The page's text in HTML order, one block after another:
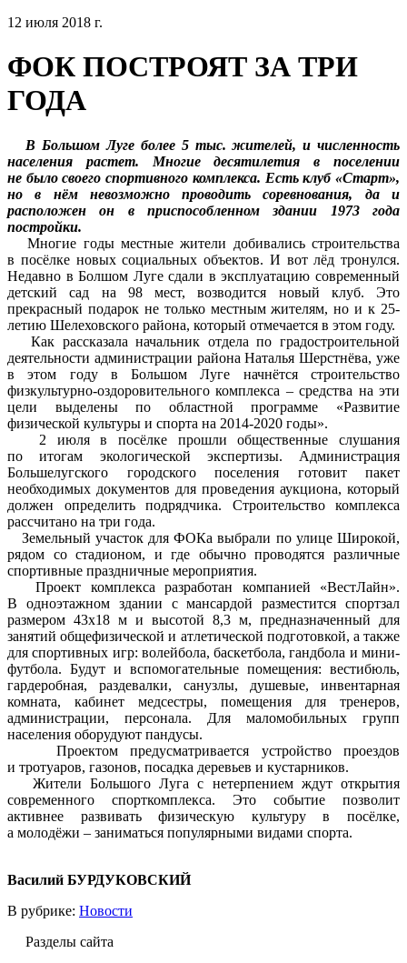
12 июля 2018 г.
ФОК ПОСТРОЯТ ЗА ТРИ
ГОДА
В Большом Луге более 5 тыс. жителей, и численность
населения растет. Многие десятилетия в поселении
не было своего спортивного комплекса. Есть клуб «Старт»,
но в нём невозможно проводить соревнования, да и
расположен он в приспособленном здании 1973 года
постройки.
Многие годы местные жители добивались строительства
в посёлке новых социальных объектов. И вот лёд тронулся.
Недавно в Болшом Луге сдали в эксплуатацию современный
детский сад на 98 мест, возводится новый клуб. Это
прекрасный подарок не только местным жителям, но и к 25-
летию Шелеховского района, который отмечается в этом году.
Как рассказала начальник отдела по градостроительной
деятельности администрации района Наталья Шерстнёва, уже
в этом году в Большом Луге начнётся строительство
физкультурно-оздоровительного комплекса – средства на эти
цели выделены по областной программе «Развитие
физической культуры и спорта на 2014-2020 годы».
2 июля в посёлке прошли общественные слушания
по итогам экологической экспертизы. Администрация
Большелугского городского поселения готовит пакет
необходимых документов для проведения аукциона, который
должен определить подрядчика. Строительство комплекса
рассчитано на три года.
Земельный участок для ФОКа выбрали по улице Широкой,
рядом со стадионом, и где обычно проводятся различные
спортивные праздничные мероприятия.
Проект комплекса разработан компанией «ВестЛайн».
В одноэтажном здании с мансардой разместится спортзал
размером 43x18 м и высотой 8,3 м, предназначенный для
занятий общефизической и атлетической подготовкой, а также
для спортивных игр: волейбола, баскетбола, гандбола и мини-
футбола. Будут и вспомогательные помещения: вестибюль,
гардеробная, раздевалки, санузлы, душевые, инвентарная
комната, кабинет медсестры, помещения для тренеров,
администрации, персонала. Для маломобильных групп
населения оборудуют пандусы.
Проектом предусматривается устройство проездов
и тротуаров, газонов, посадка деревьев и кустарников.
Жители Большого Луга с нетерпением ждут открытия
современного спорткомплекса. Это событие позволит
активнее развивать физическую культуру в посёлке,
а молодёжи – заниматься популярными видами спорта.
Василий БУРДУКОВСКИЙ
В рубрике: Новости
Разделы сайта